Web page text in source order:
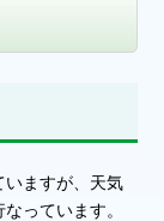
いますが、天気
っています。